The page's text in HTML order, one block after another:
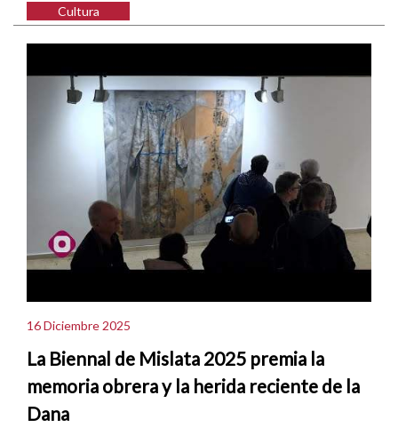
Cultura
16 Diciembre 2025
La Biennal de Mislata 2025 premia la
memoria obrera y la herida reciente de la
Dana